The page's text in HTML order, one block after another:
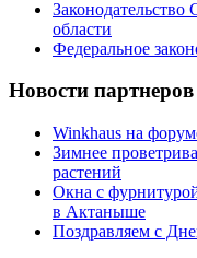
Законодательство
области
Федеральное
Новости партнеров
Winkhaus на
Зимнее
растений
Окна с
в Актаныше
Поздравляем с